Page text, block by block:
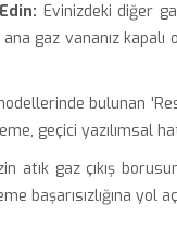
Evinizdeki diğer
gaz vananız
bulunan
geçici yazılımsal
atık gaz çıkış
başarısızlığına yol